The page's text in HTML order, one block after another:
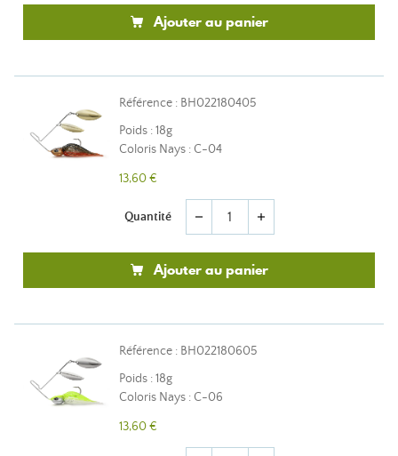
Ajouter au panier
Référence : BH022180405
Poids : 18g
Coloris Nays : C-04
13,60 €
Quantité remove add
Ajouter au panier
Référence : BH022180605
Poids : 18g
Coloris Nays : C-06
13,60 €